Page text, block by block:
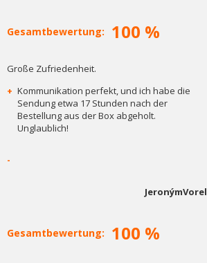
Gesamtbewertung: 100 %
Große Zufriedenheit.
+ Kommunikation perfekt, und ich habe die
Sendung etwa 17 Stunden nach der
Bestellung aus der Box abgeholt.
Unglaublich!
-
JeronýmVorel
Gesamtbewertung: 100 %